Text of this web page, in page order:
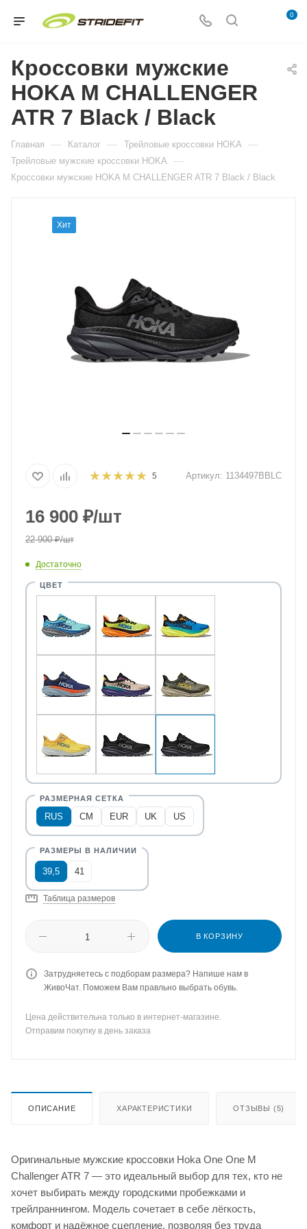
0
Кроссовки мужские
HOKA M CHALLENGER
ATR 7 Black / Black
Главная — Каталог — Трейловые кроссовки HOKA —
Трейловые мужские кроссовки HOKA —
Кроссовки мужские HOKA M CHALLENGER ATR 7 Black / Black
Хит
5 Артикул: 1134497BBLC
16 900 ₽/шт
22 900₽/шт
Достаточно
RUS CM EUR UK US
39,5 41
Таблица размеров
В КОРЗИНУ
Затрудняетесь с подборам размера? Напише нам в
ЖивоЧат. Поможем Вам правльно выбрать обувь.
Цена действительна только в интернет-магазине.
Отправим покупку в день заказа
ОПИСАНИЕ ХАРАКТЕРИСТИКИ ОТЗЫВЫ (5)
Оригинальные мужские кроссовки Hoka One One M
Challenger ATR 7 — это идеальный выбор для тех, кто не
хочет выбирать между городскими пробежками и
трейлраннингом. Модель сочетает в себе лёгкость,
комфорт и надёжное сцепление, позволяя без труда